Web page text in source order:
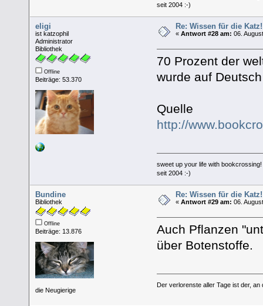
seit 2004 :-)
eligi
ist katzophil
Administrator
Bibliothek
Offline
Beiträge: 53.370
Re: Wissen für die Katz!
«Antwort #28 am: 06.
70 Prozent der
wurde auf
Quelle
http://
sweet up your life with bookcrossing!
seit 2004 :-)
Bundine
Bibliothek
Offline
Beiträge: 13.876
die Neugierige
Re: Wissen für die Katz!
«Antwort #29 am: 06.
Auch Pflanzen
über Botenstoffe.
Der verlorenste aller Tage ist der, an